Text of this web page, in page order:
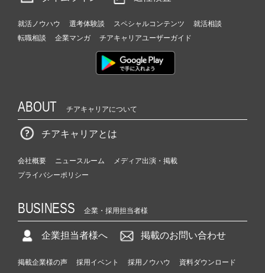
就活ノウハウ 選考体験談 スペシャルコンテンツ
就活相談
転職相談
企業マンガ チアキャリアユーザーガイド
ABOUT チアキャリアについて
チアキャリアとは
会社概要 ニュースルーム
メディア出演・掲載
プライバシーポリシー
BUSINESS 企業・採用担当者様
企業担当者様へ 掲載のお問い合わせ
掲載企業様の声 採用イベント 採用ノウハウ
資料ダウンロード